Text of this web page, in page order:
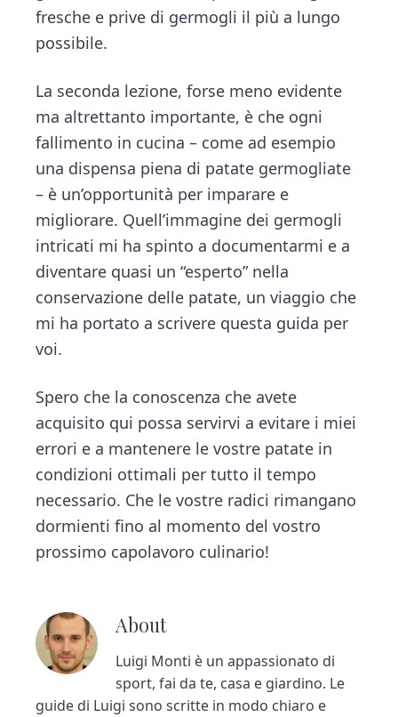
fresche e prive di germogli il più a lungo
possibile.
La seconda lezione, forse meno evidente
ma altrettanto importante, è che ogni
fallimento in cucina – come ad esempio
una dispensa piena di patate germogliate
– è un’opportunità per imparare e
migliorare. Quell’immagine dei germogli
intricati mi ha spinto a documentarmi e a
diventare quasi un “esperto” nella
conservazione delle patate, un viaggio che
mi ha portato a scrivere questa guida per
voi.
Spero che la conoscenza che avete
acquisito qui possa servirvi a evitare i miei
errori e a mantenere le vostre patate in
condizioni ottimali per tutto il tempo
necessario. Che le vostre radici rimangano
dormienti fino al momento del vostro
prossimo capolavoro culinario!
About
Luigi Monti è un appassionato di
sport, fai da te, casa e giardino. Le
guide di Luigi sono scritte in modo chiaro e